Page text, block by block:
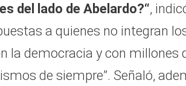
del lado de Abelardo?“,
a quienes no integran
la democracia y con millones
de siempre”. Señaló,